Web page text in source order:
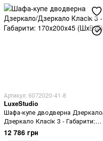
Артикул: 6072020-41-8
LuxeStudio
Шафа-купе дводверна
Дзеркало Класiк 3 - Габарити:
170х200х45 (ШхВхГ)
12 786 грн